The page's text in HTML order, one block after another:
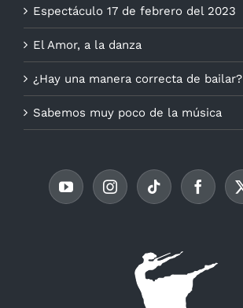
Espectáculo 17 de febrero del 2023
El Amor, a la danza
¿Hay una manera correcta de bailar?
Sabemos muy poco de la música